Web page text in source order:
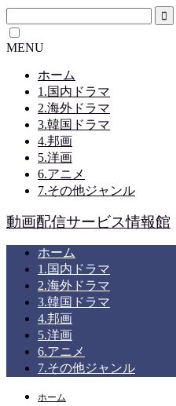
MENU
ホーム
1.国内ドラマ
2.海外ドラマ
3.韓国ドラマ
4.邦画
5.洋画
6.アニメ
7.その他ジャンル
動画配信サービス情報館
ホーム
1.国内ドラマ
2.海外ドラマ
3.韓国ドラマ
4.邦画
5.洋画
6.アニメ
7.その他ジャンル
ホーム